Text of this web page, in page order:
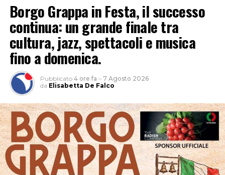
Borgo Grappa in Festa, il successo
continua: un grande finale tra
cultura, jazz, spettacoli e musica
fino a domenica.
Pubblicato 4 ore fa – 7 Agosto 2026
da Elisabetta De Falco